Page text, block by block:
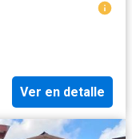
Ver en detalle